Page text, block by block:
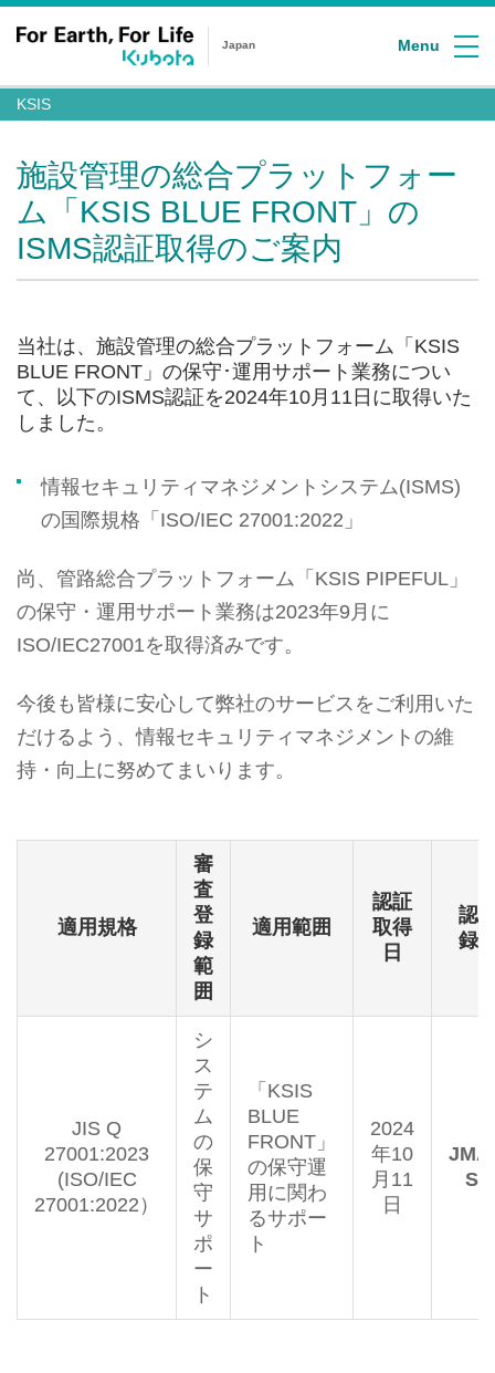
Japan Menu
KSIS
施設管理の総合プラットフォー
ム「KSIS BLUE FRONT」の
ISMS認証取得のご案内
当社は、施設管理の総合プラットフォーム「KSIS
BLUE FRONT」の保守･運用サポート業務につい
て、以下のISMS認証を2024年10月11日に取得いた
しました。
情報セキュリティマネジメントシステム(ISMS)
の国際規格「ISO/IEC 27001:2022」
尚、管路総合プラットフォーム「KSIS PIPEFUL」
の保守・運用サポート業務は2023年9月に
ISO/IEC27001を取得済みです。
今後も皆様に安心して弊社のサービスをご利用いた
だけるよう、情報セキュリティマネジメントの維
持・向上に努めてまいります。
適用規格
審
査
登
録
範
囲
適用範囲
認証
取得
日
認
録
JIS Q
27001:2023
(ISO/IEC
27001:2022）
シ
ス
テ
ム
の
保
守
サ
ポ
ー
ト
「KSIS
BLUE
FRONT」
の保守運
用に関わ
るサポー
ト
2024
年10
月11
日